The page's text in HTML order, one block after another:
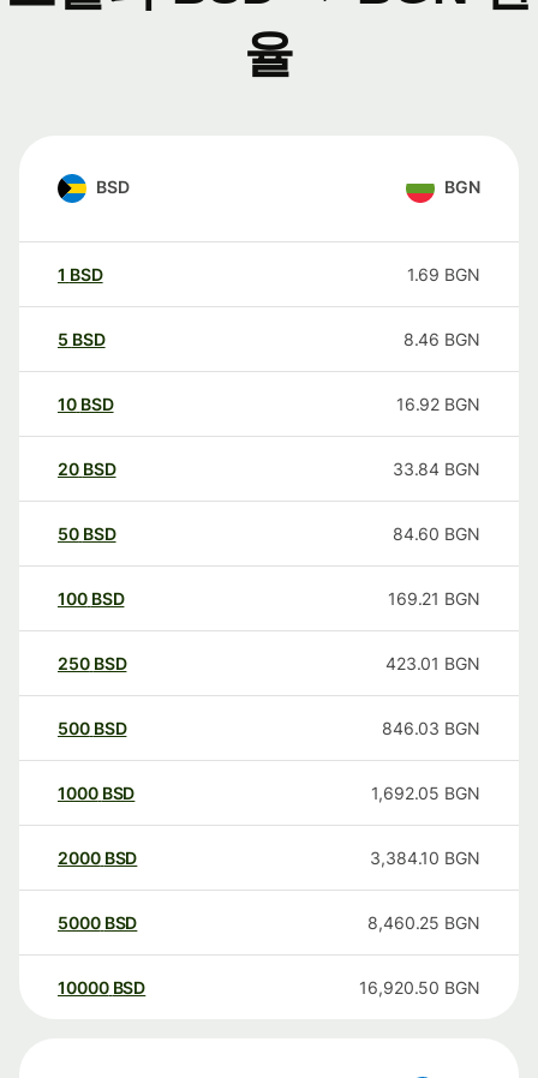
율
BSD BGN
1 BSD 1.69 BGN
5 BSD 8.46 BGN
10 BSD 16.92 BGN
20 BSD 33.84 BGN
50 BSD 84.60 BGN
100 BSD 169.21 BGN
250 BSD 423.01 BGN
500 BSD 846.03 BGN
1000 BSD 1,692.05 BGN
2000 BSD 3,384.10 BGN
5000 BSD 8,460.25 BGN
10000 BSD 16,920.50 BGN